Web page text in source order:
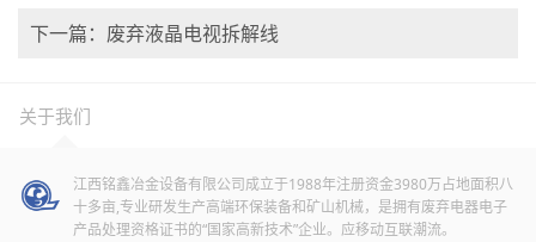
下一篇：废弃液晶电视拆解线
关于我们
江西铭鑫冶金设备有限公司成立于1988年注册资金3980万占地面积八
十多亩,专业研发生产高端环保装备和矿山机械，是拥有废弃电器电子
产品处理资格证书的“国家高新技术”企业。应移动互联潮流。